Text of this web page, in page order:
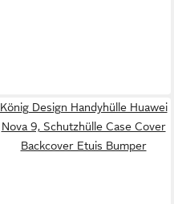
König Design Handyhülle Huawei
Nova 9, Schutzhülle Case Cover
Backcover Etuis Bumper